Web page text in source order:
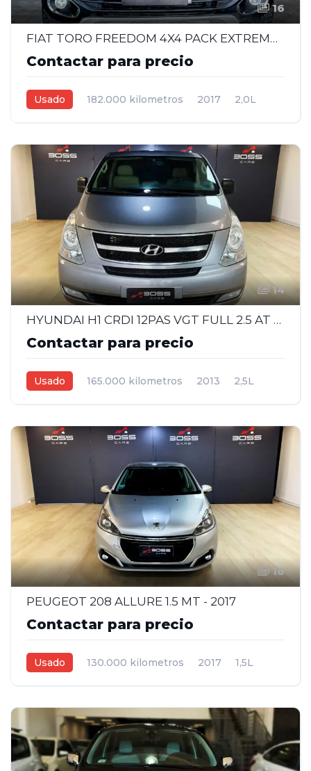
16
FIAT TORO FREEDOM 4X4 PACK EXTREME MT 2.0 - 2017
Contactar para precio
Usado 182.000 kilometros 2017
2,0L
14
HYUNDAI H1 CRDI 12PAS VGT FULL 2.5 AT - 2013
Contactar para precio
Usado 165.000 kilometros 2013
2,5L
16
PEUGEOT 208 ALLURE 1.5 MT - 2017
Contactar para precio
Usado 130.000 kilometros 2017
1,5L